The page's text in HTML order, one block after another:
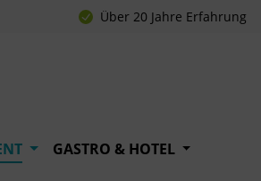
Über 20 Jahre Erfahrung
GASTRO & HOTEL